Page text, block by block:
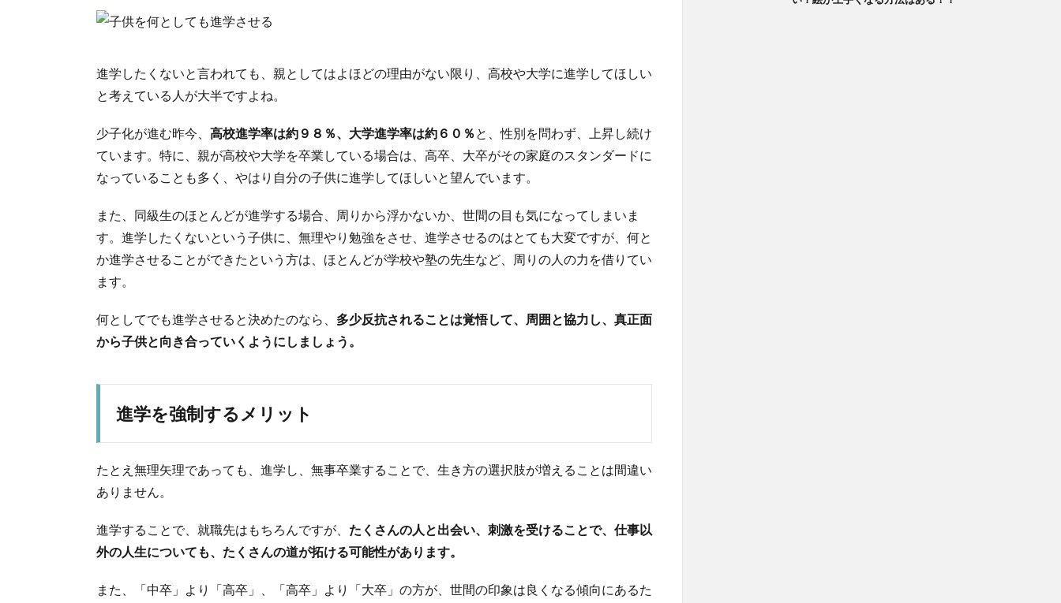
進学したくないと言われても、親としてはよほどの理由がない限り、高校や大学に進学してほしい
と考えている人が大半ですよね。
少子化が進む昨今、 高校進学率は約９８％、大学進学率は約６０％ と、性別を問わず、上昇し続け
ています。特に、親が高校や大学を卒業している場合は、高卒、大卒がその家庭のスタンダードに
なっていることも多く、やはり自分の子供に進学してほしいと望んでいます。
また、同級生のほとんどが進学する場合、周りから浮かないか、世間の目も気になってしまいま
す。進学したくないという子供に、無理やり勉強をさせ、進学させるのはとても大変ですが、何と
か進学させることができたという方は、ほとんどが学校や塾の先生など、周りの人の力を借りてい
ます。
何としてでも進学させると決めたのなら、 多少反抗されることは覚悟して、周囲と協力し、真正面
から子供と向き合っていくようにしましょう。
進学を強制するメリット
たとえ無理矢理であっても、進学し、無事卒業することで、生き方の選択肢が増えることは間違い
ありません。
進学することで、就職先はもちろんですが、 たくさんの人と出会い、刺激を受けることで、仕事以
外の人生についても、たくさんの道が拓ける可能性があります。
また、「中卒」より「高卒」、「高卒」より「大卒」の方が、世間の印象は良くなる傾向にあるた